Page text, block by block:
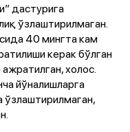
дастурига
ўзлаштирилмаган.
40 мингта кам
керак бўлган
холос.
йўналишларга
ўзлаштирилмаган,